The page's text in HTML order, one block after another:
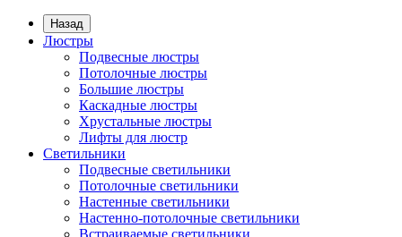
Назад
Люстры
Подвесные люстры
Потолочные люстры
Большие люстры
Каскадные люстры
Хрустальные люстры
Лифты для люстр
Светильники
Подвесные светильники
Потолочные светильники
Настенные светильники
Настенно-потолочные светильники
Встраиваемые светильники